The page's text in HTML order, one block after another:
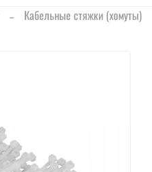
Кабельные стяжки (хомуты)